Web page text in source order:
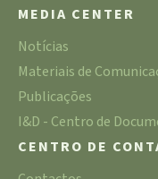
MEDIA CENTER
Notícias
Materiais de
Publicações
I&D - Centro de
CENTRO DE